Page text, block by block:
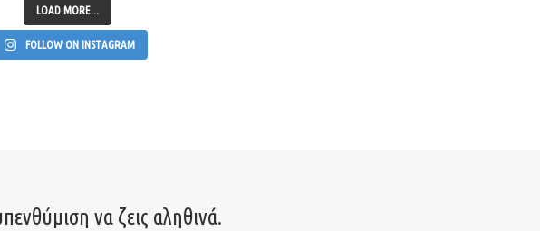
LOAD MORE...
FOLLOW ON INSTAGRAM
να ζεις αληθινά.